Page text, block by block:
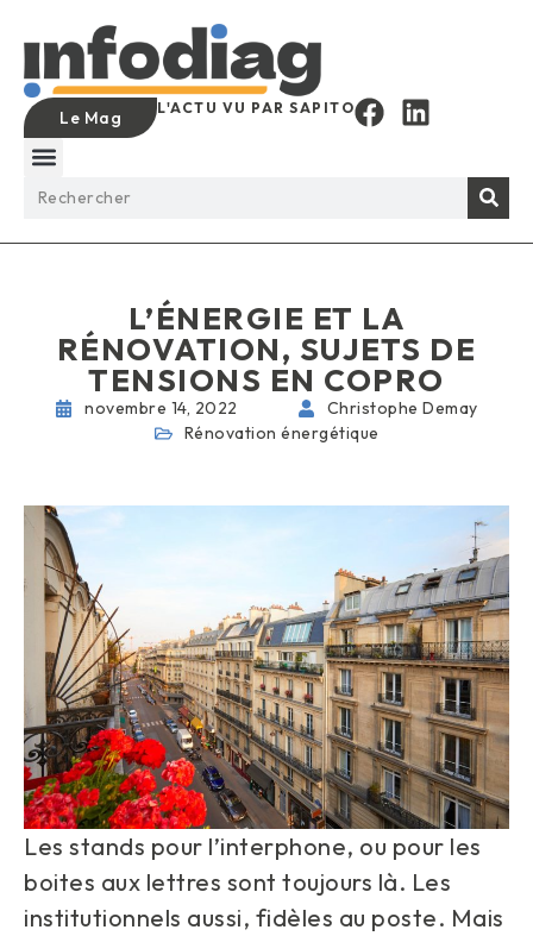
Le Mag L'ACTU VU PAR SAPITO
L’ÉNERGIE ET LA
RÉNOVATION, SUJETS DE
TENSIONS EN COPRO
novembre 14, 2022
Christophe Demay
Rénovation énergétique
Les stands pour l’interphone, ou pour les
boites aux lettres sont toujours là. Les
institutionnels aussi, fidèles au poste. Mais